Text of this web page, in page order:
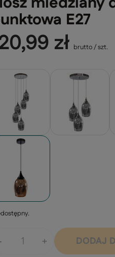
E27
zł brutto/szt.
- + DODAJ